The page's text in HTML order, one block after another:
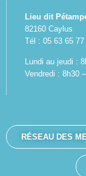
Lieu dit
82160 Caylus
Tél : 05 63 65 77
Lundi au jeudi :
Vendredi : 8h30
RÉSEAU DES